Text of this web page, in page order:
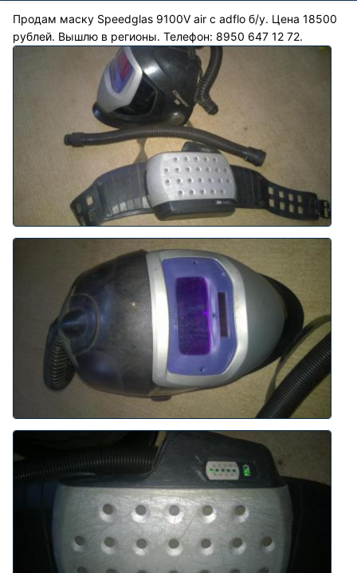
Продам маску Speedglas 9100V air с adflo б/у. Цена 18500
рублей. Вышлю в регионы. Телефон: 8950 647 12 72.